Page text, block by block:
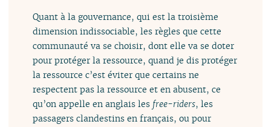
Quant à la gouvernance, qui est la troisième
dimension indissociable, les règles que cette
communauté va se choisir, dont elle va se doter
pour protéger la ressource, quand je dis protéger
la ressource c’est éviter que certains ne
respectent pas la ressource et en abusent, ce
qu’on appelle en anglais les free-riders, les
passagers clandestins en français, ou pour